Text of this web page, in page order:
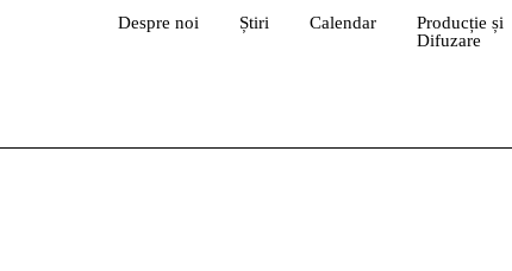
Despre noi Știri Calendar
Producție și
Difuzare